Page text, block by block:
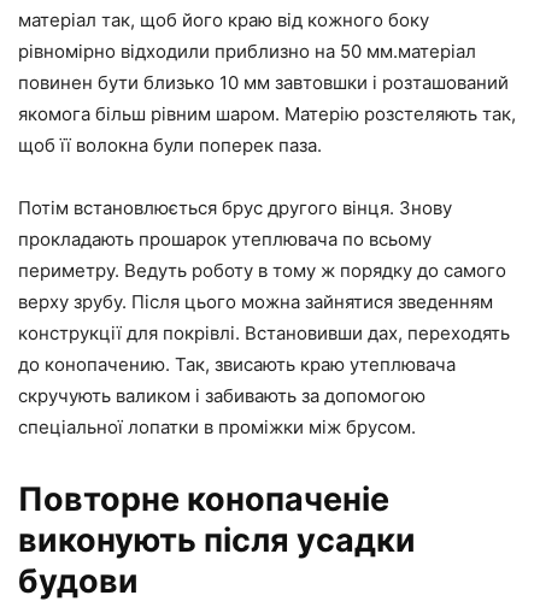
матеріал так, щоб його краю від кожного боку
рівномірно відходили приблизно на 50 мм.матеріал
повинен бути близько 10 мм завтовшки і розташований
якомога більш рівним шаром. Матерію розстеляють так,
щоб її волокна були поперек паза.
Потім встановлюється брус другого вінця. Знову
прокладають прошарок утеплювача по всьому
периметру. Ведуть роботу в тому ж порядку до самого
верху зрубу. Після цього можна зайнятися зведенням
конструкції для покрівлі. Встановивши дах, переходять
до конопачению. Так, звисають краю утеплювача
скручують валиком і забивають за допомогою
спеціальної лопатки в проміжки між брусом.
Повторне конопаченіе
виконують після усадки
будови